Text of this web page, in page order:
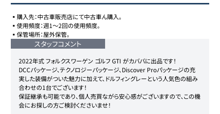
▪️購入先：中古車販売店にて中古車ん購入。
▪️使用頻度：週1〜2回の使用頻度。
▪️保管場所：屋外保管。
スタッフコメント
2022年式 フォルクスワーゲン ゴルフ GTI がカババに出品です！
DCCパッケージ、テクノロジーパッケージ、Discover Proパッケージの充
実した装備がついた魅力に加えて、ドルフィングレーという人気色の組み
合わせの1台でございます！
保証継承も可能であり、個人売買ながら安心感がございますので、この機
会にお探しの方ご検討くださいませ！